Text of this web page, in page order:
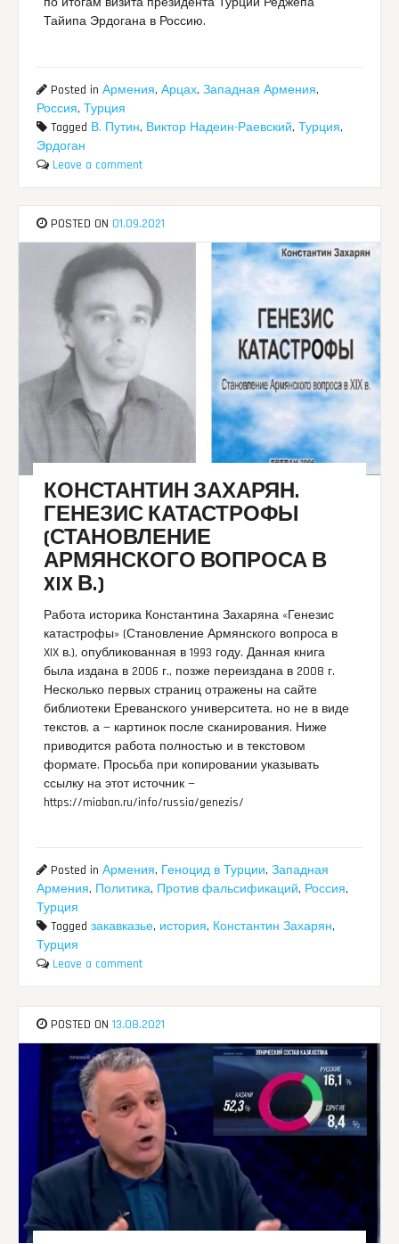
Тайипа Эрдогана в Россию.
Posted inАрмения,Арцах,Западная Армения,
Россия,Турция
Tagged В. Путин, Виктор Надеин-Раевский,Турция,
Эрдоган
Leave a comment
POSTED ON 01.09.2021
КОНСТАНТИН ЗАХАРЯН.
ГЕНЕЗИС КАТАСТРОФЫ
(СТАНОВЛЕНИЕ
АРМЯНСКОГО ВОПРОСА В
XIX В.)
Работа историка Константина Захаряна «Генезис
катастрофы» (Становление Армянского вопроса в
XIX в.), опубликованная в 1993 году. Данная книга
была издана в 2006 г., позже переиздана в 2008 г.
Несколько первых страниц отражены на сайте
библиотеки Ереванского университета, но не в виде
текстов, а — картинок после сканирования. Ниже
приводится работа полностью и в текстовом
формате. Просьба при копировании указывать
ссылку на этот источник —
https://miaban.ru/info/russia/genezis/
Posted inАрмения, Геноцид в Турции,Западная
Армения, Политика, Против фальсификаций, Россия,
Турция
Taggedзакавказье, история, Константин Захарян,
Турция
Leave a comment
POSTED ON13.08.2021